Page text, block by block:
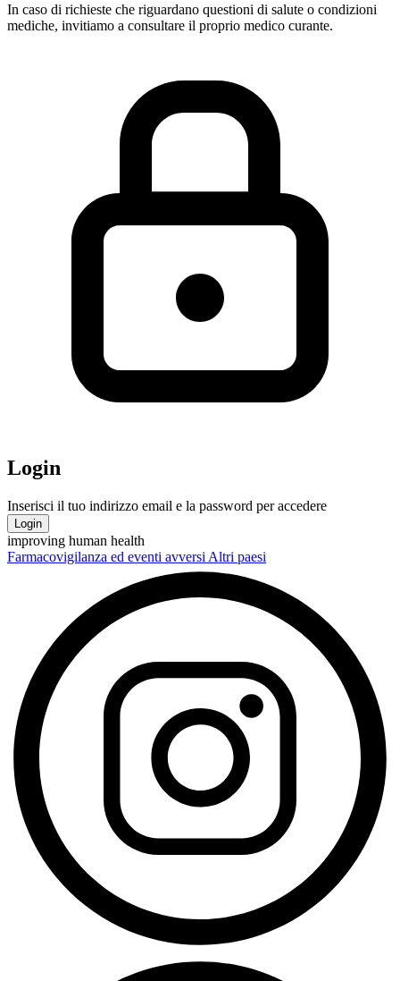
In caso di richieste che riguardano questioni di salute o condizioni
mediche, invitiamo a consultare il proprio medico curante.
Login
Inserisci il tuo indirizzo email e la password per accedere
Login
improving human health
Farmacovigilanza ed eventi avversi Altri paesi